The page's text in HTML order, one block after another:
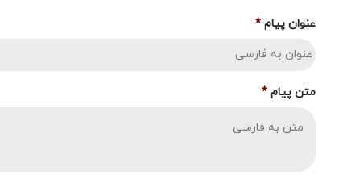
عنوان پیام *
متن پیام *